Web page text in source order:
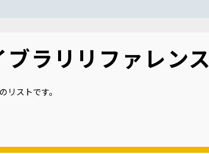
ラリリファレンス
リストです。